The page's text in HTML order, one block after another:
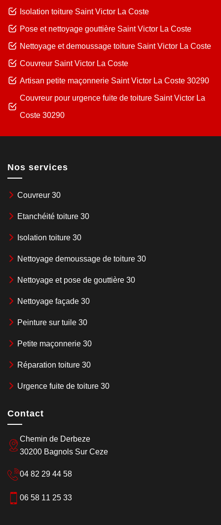
Isolation toiture Saint Victor La Coste
Pose et nettoyage gouttière Saint Victor La Coste
Nettoyage et demoussage toiture Saint Victor La Coste
Couvreur Saint Victor La Coste
Artisan petite maçonnerie Saint Victor La Coste 30290
Couvreur pour urgence fuite de toiture Saint Victor La
Coste 30290
Nos services
Couvreur 30
Etanchéité toiture 30
Isolation toiture 30
Nettoyage demoussage de toiture 30
Nettoyage et pose de gouttière 30
Nettoyage façade 30
Peinture sur tuile 30
Petite maçonnerie 30
Réparation toiture 30
Urgence fuite de toiture 30
Contact
Chemin de Derbeze
30200 Bagnols Sur Ceze
04 82 29 44 58
06 58 11 25 33